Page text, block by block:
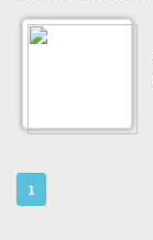
1